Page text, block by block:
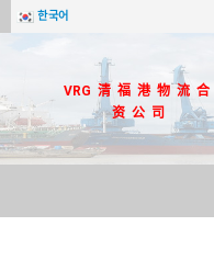
한국어
VRG 清 福 港 物 流 合
资 公 司